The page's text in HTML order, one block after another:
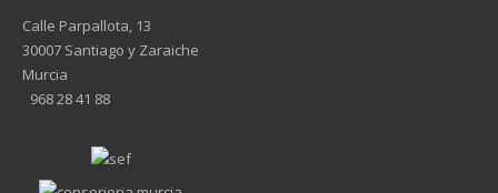
Calle Parpallota, 13
30007 Santiago y Zaraiche
Murcia
968 28 41 88